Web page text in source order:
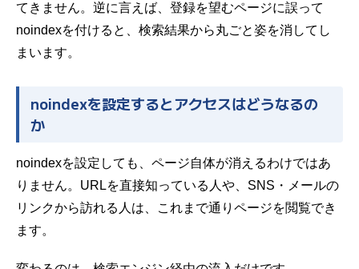
てきません。逆に言えば、登録を望むページに誤って
noindexを付けると、検索結果から丸ごと姿を消してし
まいます。
noindexを設定するとアクセスはどうなるの
か
noindexを設定しても、ページ自体が消えるわけではあ
りません。URLを直接知っている人や、SNS・メールの
リンクから訪れる人は、これまで通りページを閲覧でき
ます。